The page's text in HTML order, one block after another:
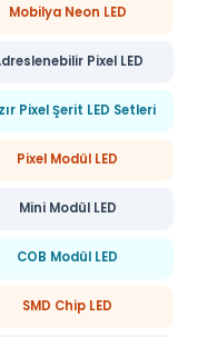
Mobilya Neon LED
Pixel LED
Pixel Şerit LED Setleri
Pixel Modül LED
Mini Modül LED
COB Modül LED
SMD Chip LED